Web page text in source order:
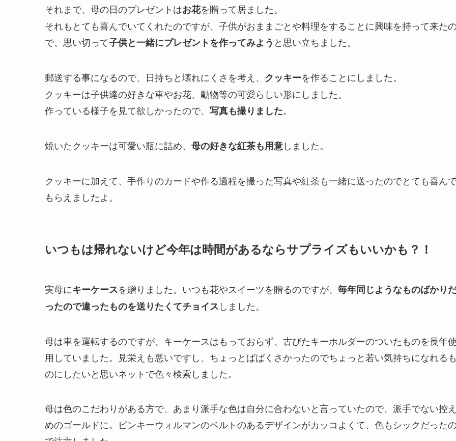
それまで、母の日のプレゼントはお花を贈って居ました。
それもとても喜んでいてくれたのですが、子供がおままごとや料理をすることに興味を持って来た
で、思い切って子供と一緒にプレゼントを作ってみよう と思い立ちました。
郵送する事になるので、日持ちと壊れにくさを考え、 クッキーを作ることにしました。
クッキーは子供達の好きな車やお花、動物等の可愛らしい形にしました。
作っている様子を見て欲しかったので、 写真も撮りました。
焼いたクッキーは可愛い瓶に詰め、 母の好きな紅茶も用意しました。
クッキーに加えて、手作りのカードや作る過程を撮った写真や紅茶も一緒に送ったのでとても喜ん
もらえましたよ。
いつもは帰れないけど今年は時間があるならサプライズもいいかも？！
実母にキーケースを贈りました。いつも花やスイーツを贈るのですが、 毎年同じようなものばかり
ったので違ったものを送りたくてチョイスしました。
母は車を運転するのですが、キーケースはもっておらず、古びたキーホルダーのついたものを長年
用していました。見栄えも悪いですし、ちょっとばばくさかったのでちょっと若い気持ちになれる
のにしたいと思いネットで色々検索しました。
母は色のこだわりがある方で、あまり派手な色は自分に合わないと言っていたので、派手でない控
めのゴールドに。ピンキーウォルマンのベルトのあるデザインがカッコよくて、色もシックだった